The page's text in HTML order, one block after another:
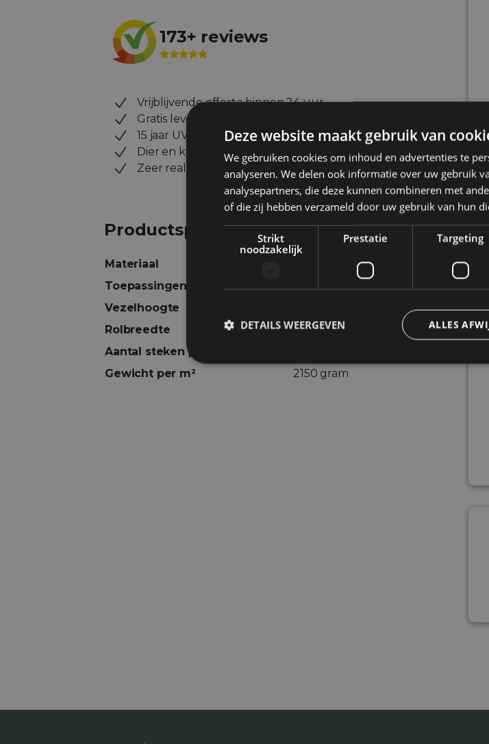
173+ reviews
Vrijblijvende offerte binnen 24 uur
Gratis levering vanaf €250,-
15 jaar UV-garantie
Dier en kind vriendelijk
Zeer realistisch
Productspecificaties
Materiaal
Polypropyleen
Toepassingen
Hockey, Multisport,
Vezelhoogte
Rolbreedte
400 cm
Aantal steken per m²
Gewicht per m²
2150 gram
Deze website maakt gebruik van
We gebruiken cookies om inhoud en advertenties te
analyseren. We delen ook informatie over uw gebruik
analysepartners, die deze kunnen combineren met
of die zij hebben verzameld door uw gebruik van hun
Strikt
noodzakelijk
Prestatie Targeting
ALLES
DETAILS WEERGEVEN